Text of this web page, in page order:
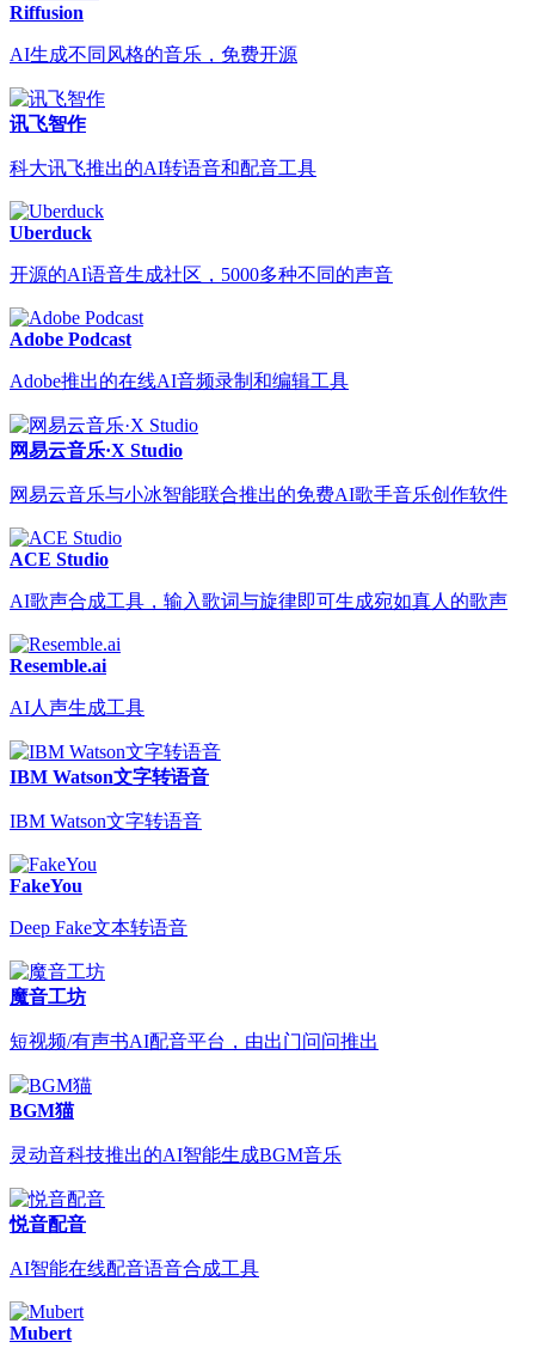
Riffusion
AI生成不同风格的音乐，免费开源
讯飞智作
科大讯飞推出的AI转语音和配音工具
Uberduck
开源的AI语音生成社区，5000多种不同的声音
Adobe Podcast
Adobe推出的在线AI音频录制和编辑工具
网易云音乐·X Studio
网易云音乐与小冰智能联合推出的免费AI歌手音乐创作软件
ACE Studio
AI歌声合成工具，输入歌词与旋律即可生成宛如真人的歌声
Resemble.ai
AI人声生成工具
IBM Watson文字转语音
IBM Watson文字转语音
FakeYou
Deep Fake文本转语音
魔音工坊
短视频/有声书AI配音平台，由出门问问推出
BGM猫
灵动音科技推出的AI智能生成BGM音乐
悦音配音
AI智能在线配音语音合成工具
Mubert